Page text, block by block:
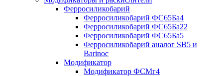
Ферросиликобарий
Ферросиликобарий ФС65Ба4
Ферросиликобарий ФС65Ба22
Ферросиликобарий ФС65Ба5
Ферросиликобарий аналог SB5 и
Barinoc
Модификатор
Модификатор ФСМг4